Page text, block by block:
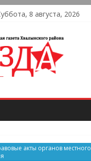
8 августа, 2026
акты органов местного